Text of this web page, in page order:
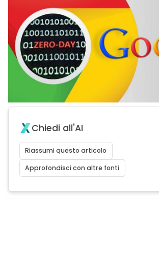
Chiedi all'AI
Riassumi questo articolo
Approfondisci con altre fonti